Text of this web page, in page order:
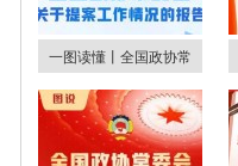
一图读懂丨全国政协常